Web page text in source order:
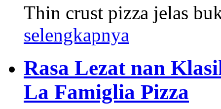
Thin crust pizza jelas
selengkapnya
Rasa Lezat nan
La Famiglia Pizza